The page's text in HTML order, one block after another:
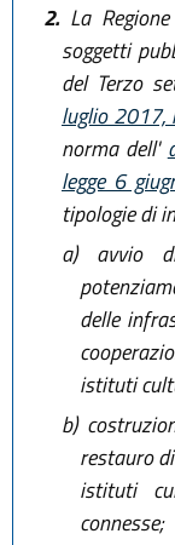
2.La
soggetti
del Terzo
luglio 2017,
norma dell'
legge 6
tipologie di
a)avvio di
delle
istituti
b)
restauro
istituti
connesse;